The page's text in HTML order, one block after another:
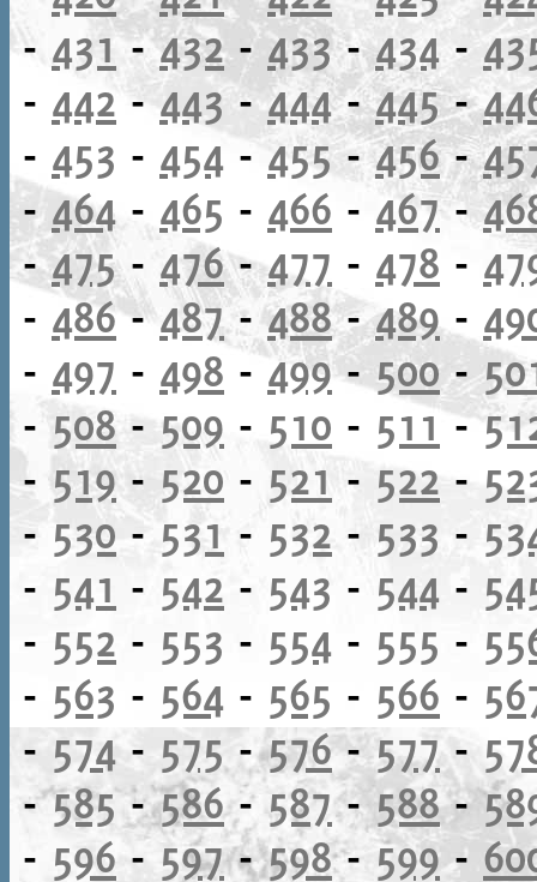
- 431-432-433-434-
- 442 -443 -444-445-
- 453 - 454 -455-456-
- 464 - 465 - 466 - 467-
-475- 476-477 - 478 -
- 486-487-488-489-
- 497 - 498 -499- 500-
- 508- 509 - 510 - 511-
-519- 520 - 521 - 522 -
- 530- 531 - 532 - 533 -
- 541 - 542 - 543 - 544 -
- 552 - 553 - 554 - 555 -
- 563 - 564 - 565 - 566 -
- 574 - 575-576-577-
-585-586- 587-588-
- 596 - 597-598- 599-